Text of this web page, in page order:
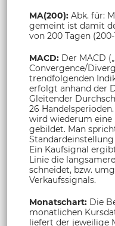
MA(200): Abk. für:
gemeint ist damit
von 200 Tagen
MACD: Der MACD
Convergence/
trendfolgenden
erfolgt anhand der
Gleitender
26
wird wiederum eine
gebildet. Man
Ein Kaufsignal
Linie die
schneidet, bzw.
Verkaufssignals.
Monatschart: Die
monatlichen
liefert der jeweilige